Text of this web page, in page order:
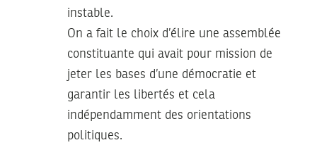
instable.
On a fait le choix d’élire une assemblée
constituante qui avait pour mission de
jeter les bases d’une démocratie et
garantir les libertés et cela
indépendamment des orientations
politiques.